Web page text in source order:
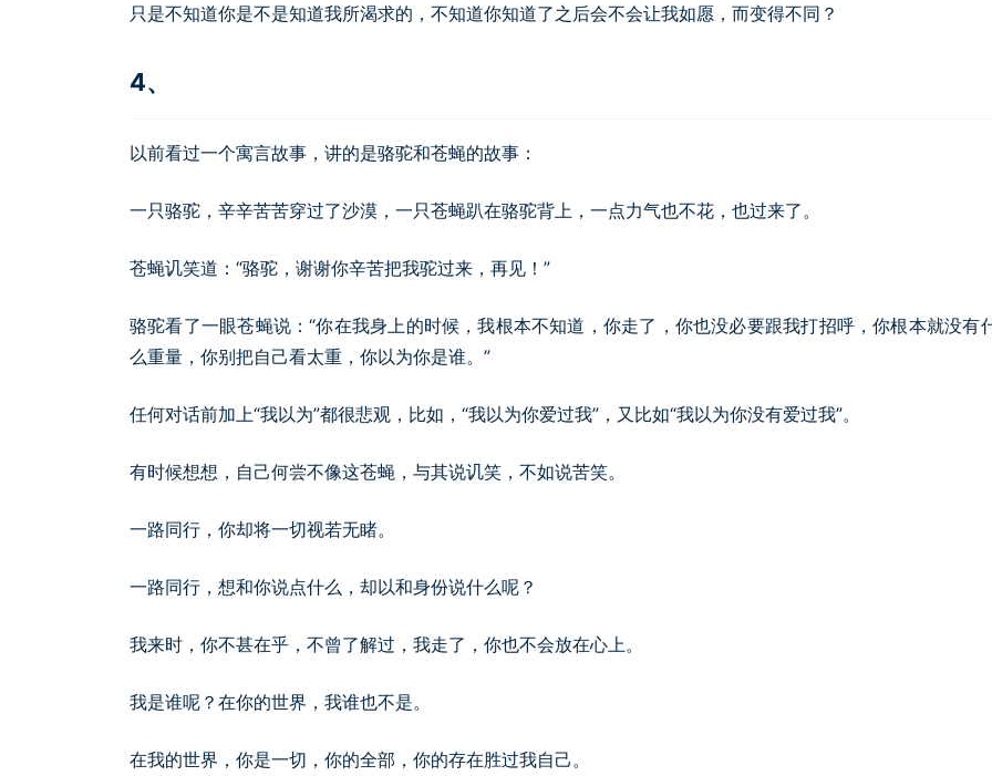
只是不知道你是不是知道我所渴求的，不知道你知道了之后会不会让我如愿，而变得不同？
4、
以前看过一个寓言故事，讲的是骆驼和苍蝇的故事：
一只骆驼，辛辛苦苦穿过了沙漠，一只苍蝇趴在骆驼背上，一点力气也不花，也过来了。
苍蝇讥笑道：“骆驼，谢谢你辛苦把我驼过来，再见！”
骆驼看了一眼苍蝇说：“你在我身上的时候，我根本不知道，你走了，你也没必要跟我打招呼，你根本就没有
么重量，你别把自己看太重，你以为你是谁。”
任何对话前加上“我以为”都很悲观，比如，“我以为你爱过我”，又比如“我以为你没有爱过我”。
有时候想想，自己何尝不像这苍蝇，与其说讥笑，不如说苦笑。
一路同行，你却将一切视若无睹。
一路同行，想和你说点什么，却以和身份说什么呢？
我来时，你不甚在乎，不曾了解过，我走了，你也不会放在心上。
我是谁呢？在你的世界，我谁也不是。
在我的世界，你是一切，你的全部，你的存在胜过我自己。